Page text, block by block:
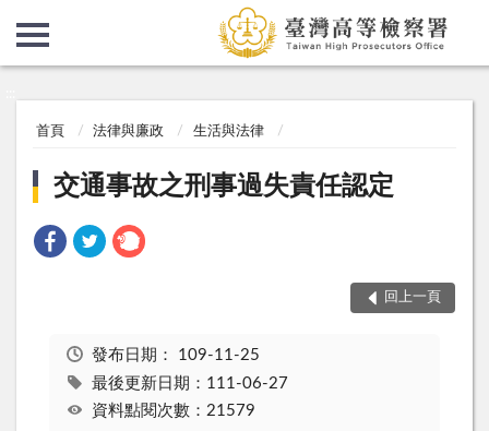
首頁 法律與廉政 生活與法律
交通事故之刑事過失責任認定
回上一頁
發布日期： 109-11-25
最後更新日期：111-06-27
資料點閱次數：21579